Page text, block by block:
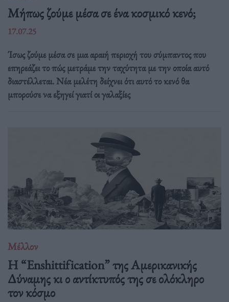
Μήπως ζούμε μέσα σε ένα κοσμικό κενό;
17.07.25
Ίσως ζούμε μέσα σε μια αραιή περιοχή του σύμπαντος που
επηρεάζει το πώς μετράμε την ταχύτητα με την οποία αυτό
διαστέλλεται. Νέα μελέτη δείχνει ότι αυτό το κενό θα
μπορούσε να εξηγεί γιατί οι γαλαξίες
Μέλλον
Η “Enshittification” της Αμερικανικής
Δύναμης κι ο αντίκτυπός της σε ολόκληρο
τον κόσμο